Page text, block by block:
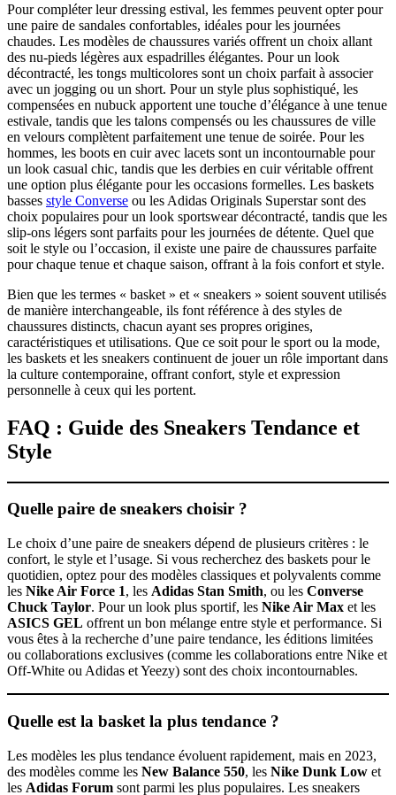
Pour compléter leur dressing estival, les femmes peuvent opter pour
une paire de sandales confortables, idéales pour les journées
chaudes. Les modèles de chaussures variés offrent un choix allant
des nu-pieds légères aux espadrilles élégantes. Pour un look
décontracté, les tongs multicolores sont un choix parfait à associer
avec un jogging ou un short. Pour un style plus sophistiqué, les
compensées en nubuck apportent une touche d’élégance à une tenue
estivale, tandis que les talons compensés ou les chaussures de ville
en velours complètent parfaitement une tenue de soirée. Pour les
hommes, les boots en cuir avec lacets sont un incontournable pour
un look casual chic, tandis que les derbies en cuir véritable offrent
une option plus élégante pour les occasions formelles. Les baskets
basses style Converse ou les Adidas Originals Superstar sont des
choix populaires pour un look sportswear décontracté, tandis que les
slip-ons légers sont parfaits pour les journées de détente. Quel que
soit le style ou l’occasion, il existe une paire de chaussures parfaite
pour chaque tenue et chaque saison, offrant à la fois confort et style.
Bien que les termes « basket » et « sneakers » soient souvent utilisés
de manière interchangeable, ils font référence à des styles de
chaussures distincts, chacun ayant ses propres origines,
caractéristiques et utilisations. Que ce soit pour le sport ou la mode,
les baskets et les sneakers continuent de jouer un rôle important dans
la culture contemporaine, offrant confort, style et expression
personnelle à ceux qui les portent.
FAQ : Guide des Sneakers Tendance et
Style
Quelle paire de sneakers choisir ?
Le choix d’une paire de sneakers dépend de plusieurs critères : le
confort, le style et l’usage. Si vous recherchez des baskets pour le
quotidien, optez pour des modèles classiques et polyvalents comme
les Nike Air Force 1, les Adidas Stan Smith, ou les Converse
Chuck Taylor. Pour un look plus sportif, les Nike Air Max et les
ASICS GEL offrent un bon mélange entre style et performance. Si
vous êtes à la recherche d’une paire tendance, les éditions limitées
ou collaborations exclusives (comme les collaborations entre Nike et
Off-White ou Adidas et Yeezy) sont des choix incontournables.
Quelle est la basket la plus tendance ?
Les modèles les plus tendance évoluent rapidement, mais en 2023,
des modèles comme les New Balance 550, les Nike Dunk Low et
les Adidas Forum sont parmi les plus populaires. Les sneakers